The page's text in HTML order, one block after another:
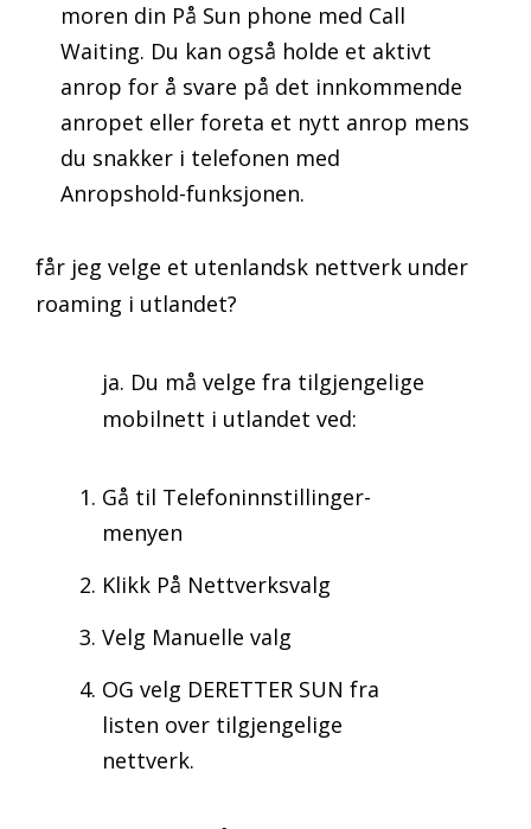
moren din På Sun phone med Call
Waiting. Du kan også holde et aktivt
anrop for å svare på det innkommende
anropet eller foreta et nytt anrop mens
du snakker i telefonen med
Anropshold-funksjonen.
får jeg velge et utenlandsk nettverk under
roaming i utlandet?
ja. Du må velge fra tilgjengelige
mobilnett i utlandet ved:
Gå til Telefoninnstillinger-
menyen
Klikk På Nettverksvalg
Velg Manuelle valg
OG velg DERETTER SUN fra
listen over tilgjengelige
nettverk.